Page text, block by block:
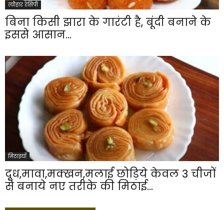
त्यौहार रेसिपी
बिना किसी झारा के गारंटी है, बूंदी बनाने के
इससे आसान...
मिठाइयाँ
दूध,मावा,मक्खन,मलाई छोड़िये केवल 3 चीजों
से बनाये नए तरीके की मिठाई...